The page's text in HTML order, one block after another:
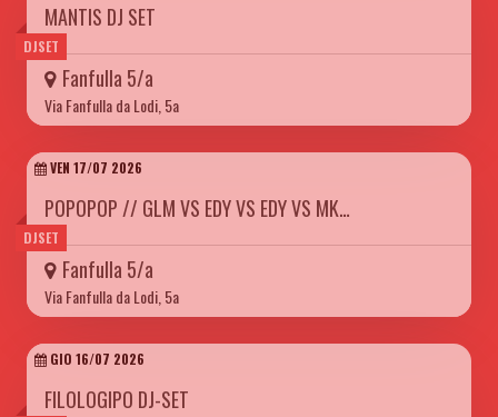
DJSET
MANTIS DJ SET
Fanfulla 5/a
Via Fanfulla da Lodi, 5a
DJSET
VEN 17/07 2026
POPOPOP // GLM VS EDY VS EDY VS MK…
Fanfulla 5/a
Via Fanfulla da Lodi, 5a
GIO 16/07 2026
FILOLOGIPO DJ-SET